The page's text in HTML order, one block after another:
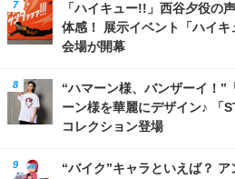
「ハイキュー!!」西谷夕役の
体感！ 展示イベント「ハイ
会場が開幕
“ハマーン様、バンザーイ！”
ーン様を華麗にデザイン♪ 「
コレクション登場
“バイク”キャラといえば？